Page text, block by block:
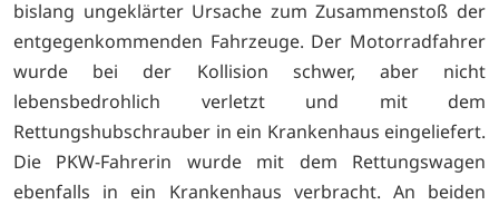
bislang ungeklärter Ursache zum Zusammenstoß der
entgegenkommenden Fahrzeuge. Der Motorradfahrer
wurde bei der Kollision schwer, aber nicht
lebensbedrohlich verletzt und mit dem
Rettungshubschrauber in ein Krankenhaus eingeliefert.
Die PKW-Fahrerin wurde mit dem Rettungswagen
ebenfalls in ein Krankenhaus verbracht. An beiden